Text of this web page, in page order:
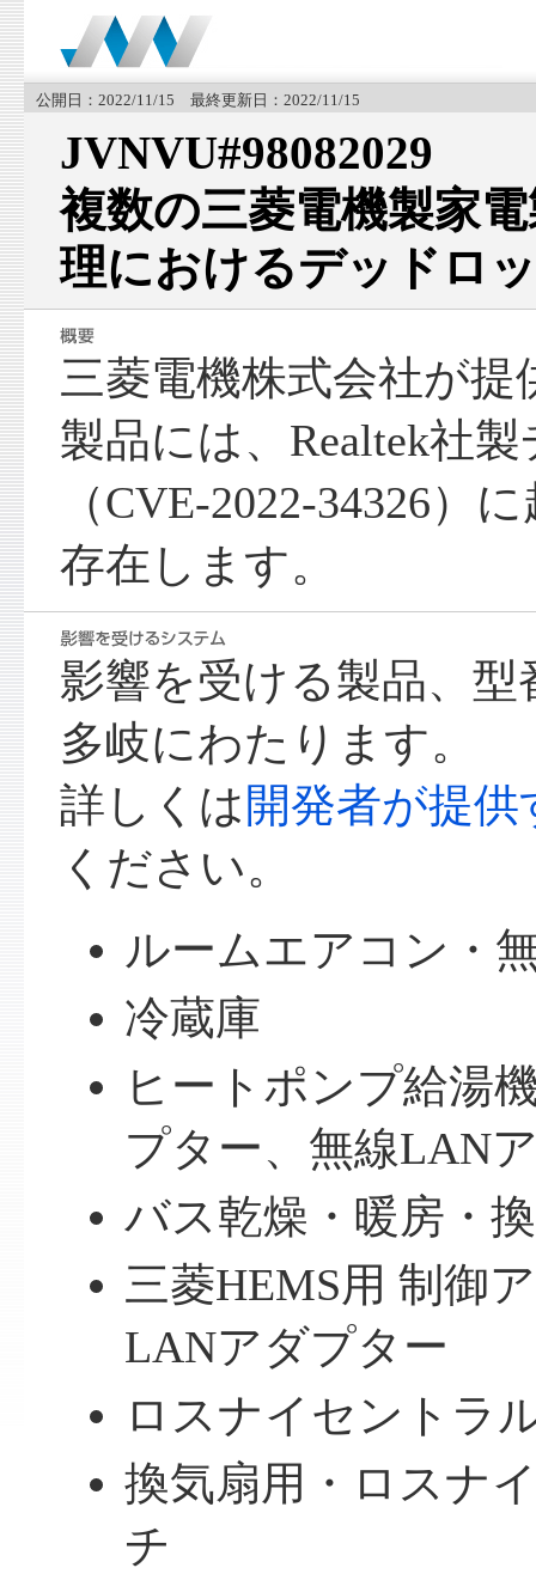
公開日：2022/11/15 最終更新日：2022/11/15
JVNVU#98082029
複数の三菱電機製家
理におけるデッドロ
三菱電機株式会社が提
製品には、Realtek社
（CVE-2022-34326）
存在します。
影響を受ける製品、
多岐にわたります。
詳しくは 開発者が提供
ください。
ルームエアコン・
冷蔵庫
ヒートポンプ給湯
プター、無線LAN
バス乾燥・暖房・
三菱HEMS用 制御
LANアダプター
ロスナイセントラ
換気扇用・ロスナ
チ